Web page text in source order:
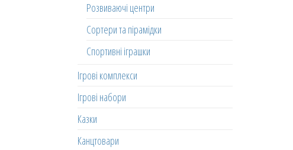
Розвиваючі центри
Сортери та пірамідки
Спортивні іграшки
Ігрові комплекси
Ігрові набори
Казки
Канцтовари